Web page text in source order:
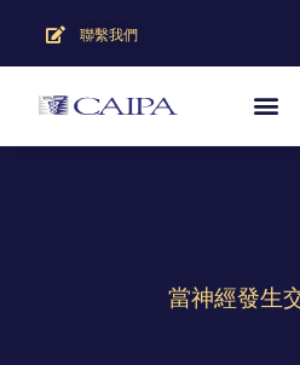
聯繫我們
當神經發生